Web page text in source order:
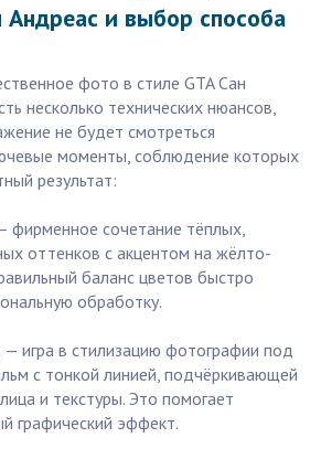
Андреас и выбор способа
фото в стиле GTA Сан
несколько технических нюансов,
не будет смотреться
моменты, соблюдение которых
результат:
фирменное сочетание тёплых,
оттенков с акцентом на жёлто-
баланс цветов быстро
обработку.
— игра в стилизацию фотографии под
с тонкой линией, подчёркивающей
и текстуры. Это помогает
графический эффект.